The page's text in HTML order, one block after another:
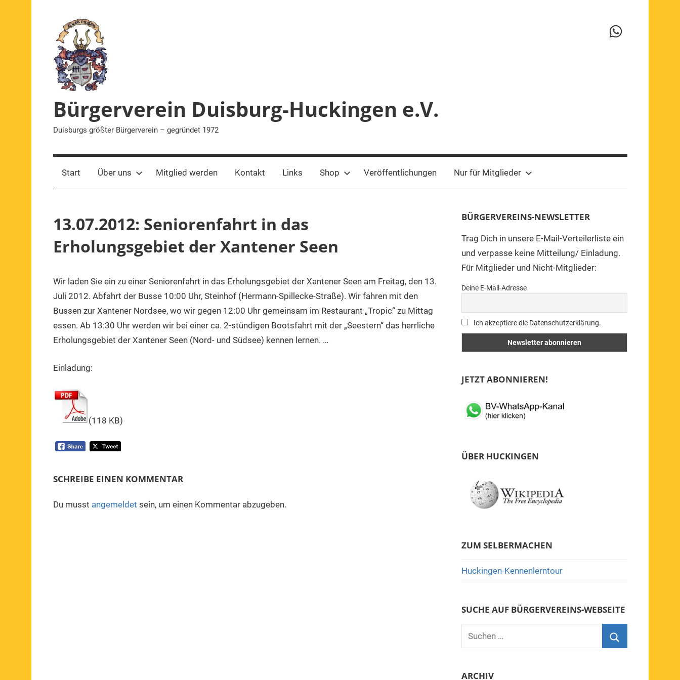
Bürgerverein Duisburg-Huckingen e.V.
Duisburgs größter Bürgerverein – gegründet 1972
WhatsApp-
Start Über uns Mitglied werden Kontakt Links Shop Veröffentlichungen Nur für Mitglieder
13.07.2012: Seniorenfahrt in das
Erholungsgebiet der Xantener Seen
13.
Juli
2012
1.
Vorsitzender
Veranstaltung
Wir laden Sie ein zu einer Seniorenfahrt in das Erholungsgebiet der Xantener Seen am Freitag, den 13.
Juli 2012. Abfahrt der Busse 10:00 Uhr, Steinhof (Hermann-Spillecke-Straße). Wir fahren mit den
Bussen zur Xantener Nordsee, wo wir gegen 12:00 Uhr gemeinsam im Restaurant „Tropic“ zu Mittag
essen. Ab 13:30 Uhr werden wir bei einer ca. 2-stündigen Bootsfahrt mit der „Seestern“ das herrliche
Erholungsgebiet der Xantener Seen (Nord- und Südsee) kennen lernen. …
Einladung:
(118 KB)
SCHREIBE EINEN KOMMENTAR
Du musst angemeldet sein, um einen Kommentar abzugeben.
BÜRGERVEREINS-NEWSLETTER
Trag Dich in unsere E-Mail-Verteilerliste ein
und verpasse keine Mitteilung/ Einladung.
Für Mitglieder und Nicht-Mitglieder:
Deine E-Mail-Adresse
Ich akzeptiere die Datenschutzerklärung.
JETZT ABONNIEREN!
ÜBER HUCKINGEN
ZUM SELBERMACHEN
Huckingen-Kennenlerntour
SUCHE AUF BÜRGERVEREINS-WEBSEITE
Suchen
nach:
ARCHIV